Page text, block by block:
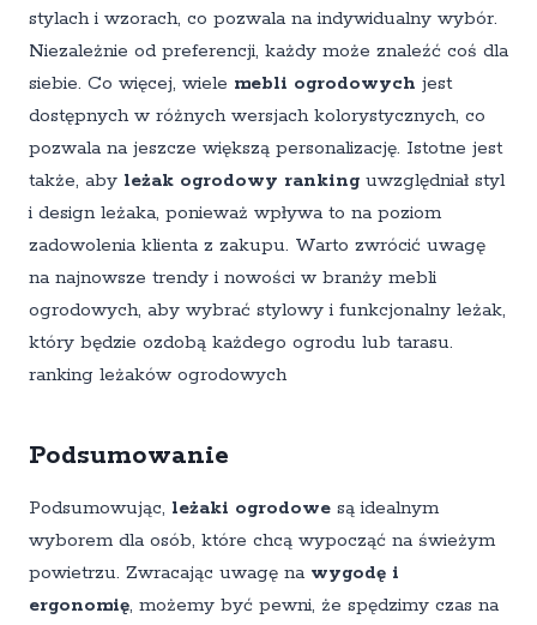
stylach i wzorach, co pozwala na indywidualny wybór.
Niezależnie od preferencji, każdy może znaleźć coś dla
siebie. Co więcej, wiele mebli ogrodowych jest
dostępnych w różnych wersjach kolorystycznych, co
pozwala na jeszcze większą personalizację. Istotne jest
także, aby leżak ogrodowy ranking uwzględniał styl
i design leżaka, ponieważ wpływa to na poziom
zadowolenia klienta z zakupu. Warto zwrócić uwagę
na najnowsze trendy i nowości w branży mebli
ogrodowych, aby wybrać stylowy i funkcjonalny leżak,
który będzie ozdobą każdego ogrodu lub tarasu.
ranking leżaków ogrodowych
Podsumowanie
Podsumowując, leżaki ogrodowe są idealnym
wyborem dla osób, które chcą wypocząć na świeżym
powietrzu. Zwracając uwagę na wygodę i
ergonomię, możemy być pewni, że spędzimy czas na